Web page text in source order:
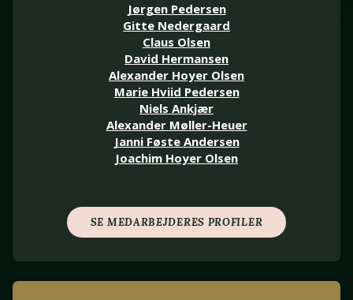
Jørgen Pedersen
Gitte Nedergaard
Claus Olsen
David Hermansen
Alexander Hoyer Olsen
Marie Hviid Pedersen
Niels Ankjær
Alexander Møller-Heuer
Janni Føste Andersen
Joachim Hoyer Olsen
SE MEDARBEJDERES PROFILER